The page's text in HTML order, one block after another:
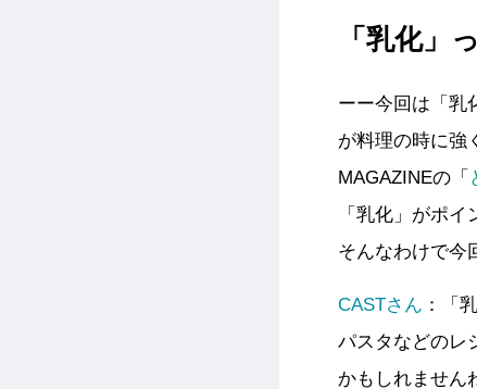
「乳化」
ーー今回は「乳
が料理の時に強
MAGAZINEの「
「乳化」がポ
そんなわけで今
CASTさん ：「
パスタなどのレ
かもしれません